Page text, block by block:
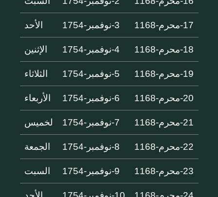
17-محرم-1168 3-نوفمبر-1754 الأحد
18-محرم-1168 4-نوفمبر-1754 الإثنين
19-محرم-1168 5-نوفمبر-1754 الثلاثاء
20-محرم-1168 6-نوفمبر-1754 الأربعاء
21-محرم-1168 7-نوفمبر-1754 لخميس
22-محرم-1168 8-نوفمبر-1754 الجمعة
23-محرم-1168 9-نوفمبر-1754 السبت